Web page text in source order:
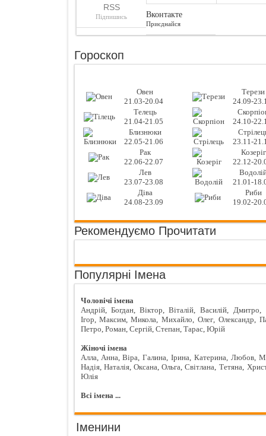
RSS
Підпишись Вконтакте
Приєднайся
Гороскоп
Овен
21.03-20.04
Терези
24.09-
Телець
21.04-21.05
24.10-
Близнюки
22.05-21.06
23.11-
Рак
22.06-22.07
Козеріг
22.12-
Лев
23.07-23.08
21.01-
Діва
24.08-23.09
Риби
19.02-
Рекомендуємо Прочитати
Популярні Імена
Чоловічі імена
Андрій, Богдан, Віктор, Віталій, Василій, Дмитро,
Ігор, Максим, Микола, Михайло, Олег, Олександр,
Петро, Роман, Сергій, Степан, Тарас, Юрій
Жіночі імена
Алла, Анна, Віра, Галина, Ірина, Катерина, Любов,
Надія, Наталія, Оксана, Ольга, Світлана, Тетяна,
Юлія
Всі імена ...
Іменини